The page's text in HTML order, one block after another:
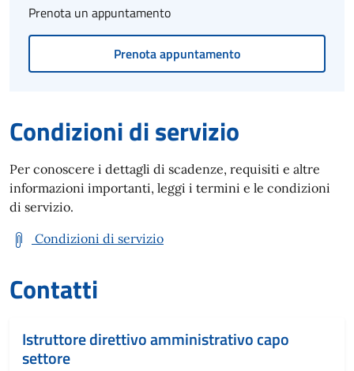
Prenota un appuntamento
Prenota appuntamento
Condizioni di servizio
Per conoscere i dettagli di scadenze, requisiti e altre
informazioni importanti, leggi i termini e le condizioni
di servizio.
Condizioni di servizio
Contatti
Istruttore direttivo amministrativo capo
settore